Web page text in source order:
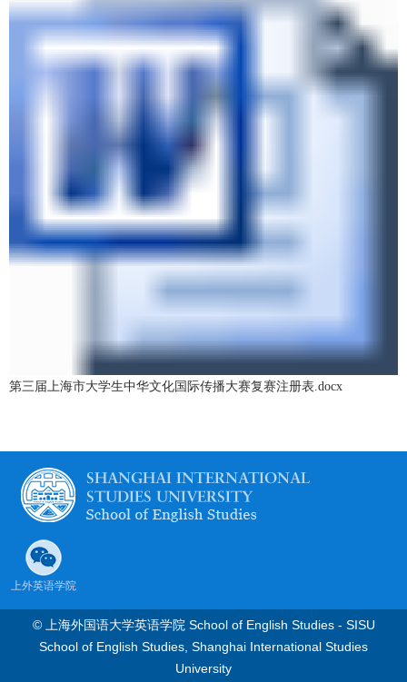
第三届上海市大学生中华文化国际传播大赛复赛注册表.docx
上外英语学院
© 上海外国语大学英语学院 School of English Studies - SISU
School of English Studies, Shanghai International Studies
University